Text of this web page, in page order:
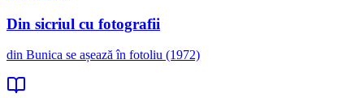
Din sicriul cu fotografii
din Bunica se așează în fotoliu (1972)